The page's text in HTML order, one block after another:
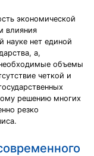
экономической
влияния
науке нет единой
а,
объемы
четкой и
решению многих
резко